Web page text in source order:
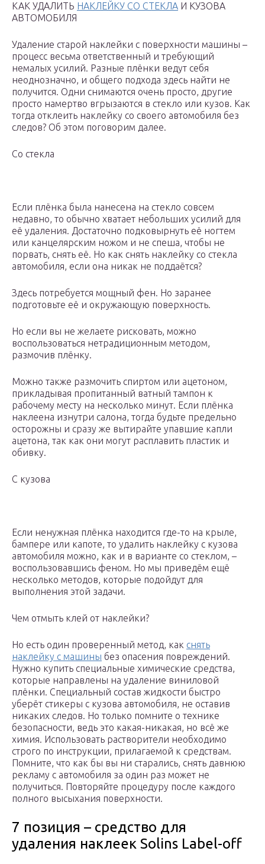
КАК УДАЛИТЬ НАКЛЕЙКУ СО СТЕКЛА И КУЗОВА
АВТОМОБИЛЯ
Удаление старой наклейки с поверхности машины –
процесс весьма ответственный и требующий
немалых усилий. Разные плёнки ведут себя
неоднозначно, и общего подхода здесь найти не
получится. Одни снимаются очень просто, другие
просто намертво вгрызаются в стекло или кузов. Как
тогда отклеить наклейку со своего автомобиля без
следов? Об этом поговорим далее.
Со стекла
Если плёнка была нанесена на стекло совсем
недавно, то обычно хватает небольших усилий для
её удаления. Достаточно подковырнуть её ногтем
или канцелярским ножом и не спеша, чтобы не
порвать, снять её. Но как снять наклейку со стекла
автомобиля, если она никак не поддаётся?
Здесь потребуется мощный фен. Но заранее
подготовьте её и окружающую поверхность.
Но если вы не желаете рисковать, можно
воспользоваться нетрадиционным методом,
размочив плёнку.
Можно также размочить спиртом или ацетоном,
прикладывая пропитанный ватный тампон к
рабочему месту на несколько минут. Если плёнка
наклеена изнутри салона, тогда будьте предельно
осторожны и сразу же вытирайте упавшие капли
ацетона, так как они могут расплавить пластик и
обивку.
С кузова
Если ненужная плёнка находится где-то на крыле,
бампере или капоте, то удалить наклейку с кузова
автомобиля можно, как и в варианте со стеклом, –
воспользовавшись феном. Но мы приведём ещё
несколько методов, которые подойдут для
выполнения этой задачи.
Чем отмыть клей от наклейки?
Но есть один проверенный метод, как снять
наклейку с машины без опасения повреждений.
Нужно купить специальные химические средства,
которые направлены на удаление виниловой
плёнки. Специальный состав жидкости быстро
уберёт стикеры с кузова автомобиля, не оставив
никаких следов. Но только помните о технике
безопасности, ведь это какая-никакая, но всё же
химия. Использовать растворители необходимо
строго по инструкции, прилагаемой к средствам.
Помните, что как бы вы ни старались, снять давнюю
рекламу с автомобиля за один раз может не
получиться. Повторяйте процедуру после каждого
полного высыхания поверхности.
7 позиция – средство для
удаления наклеек Solins Label-off